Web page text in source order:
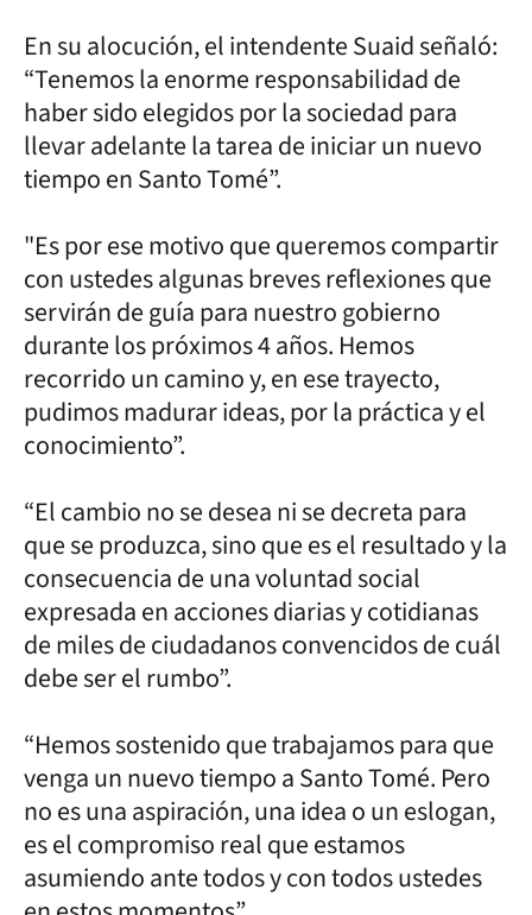
En su alocución, el intendente Suaid señaló:
“Tenemos la enorme responsabilidad de
haber sido elegidos por la sociedad para
llevar adelante la tarea de iniciar un nuevo
tiempo en Santo Tomé”.
"Es por ese motivo que queremos compartir
con ustedes algunas breves reflexiones que
servirán de guía para nuestro gobierno
durante los próximos 4 años. Hemos
recorrido un camino y, en ese trayecto,
pudimos madurar ideas, por la práctica y el
conocimiento”.
“El cambio no se desea ni se decreta para
que se produzca, sino que es el resultado y la
consecuencia de una voluntad social
expresada en acciones diarias y cotidianas
de miles de ciudadanos convencidos de cuál
debe ser el rumbo”.
“Hemos sostenido que trabajamos para que
venga un nuevo tiempo a Santo Tomé. Pero
no es una aspiración, una idea o un eslogan,
es el compromiso real que estamos
asumiendo ante todos y con todos ustedes